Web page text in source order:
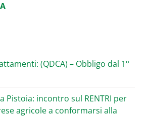
(QDCA) – Obbligo dal 1°
Pistoia: incontro sul RENTRI per
agricole a conformarsi alla